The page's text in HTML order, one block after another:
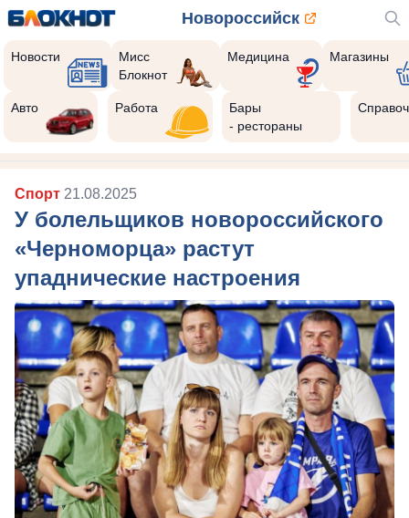
Новороссийск
Новости
Мисс
Блокнот
Медицина Магазины
Авто Работа
Бары
- рестораны
Спорт 21.08.2025
У болельщиков новороссийского
«Черноморца» растут
упаднические настроения